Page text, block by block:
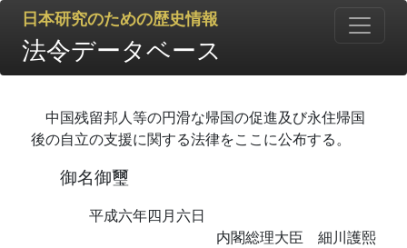
日本研究のための歴史情報
法令データベース
中国残留邦人等の円滑な帰国の促進及び永住帰国
後の自立の支援に関する法律をここに公布する。
御名御璽
平成六年四月六日
内閣総理大臣 細川護熙